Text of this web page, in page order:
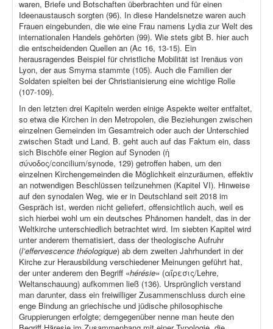
waren, Briefe und Botschaften überbrachten und für einen
Ideenaustausch sorgten (96). In diese Handelsnetze waren auch
Frauen eingebunden, die wie eine Frau namens Lydia zur Welt des
internationalen Handels gehörten (99). Wie stets gibt B. hier auch
die entscheidenden Quellen an (Ac 16, 13-15). Ein
herausragendes Beispiel für christliche Mobilität ist Irenäus von
Lyon, der aus Smyrna stammte (105). Auch die Familien der
Soldaten spielten bei der Christianisierung eine wichtige Rolle
(107-109).
In den letzten drei Kapiteln werden einige Aspekte weiter entfaltet,
so etwa die Kirchen in den Metropolen, die Beziehungen zwischen
einzelnen Gemeinden im Gesamtreich oder auch der Unterschied
zwischen Stadt und Land. B. geht auch auf das Faktum ein, dass
sich Bischöfe einer Region auf Synoden (ἡ
σύνοδος/concilium/synode, 129) getroffen haben, um den
einzelnen Kirchengemeinden die Möglichkeit einzuräumen, effektiv
an notwendigen Beschlüssen teilzunehmen (Kapitel VI). Hinweise
auf den synodalen Weg, wie er in Deutschland seit 2018 im
Gespräch ist, werden nicht geliefert, offensichtlich auch, weil es
sich hierbei wohl um ein deutsches Phänomen handelt, das in der
Weltkirche unterschiedlich betrachtet wird. Im siebten Kapitel wird
unter anderem thematisiert, dass der theologische Aufruhr
(l’effervescence théologique) ab dem zweiten Jahrhundert in der
Kirche zur Herausbildung verschiedener Meinungen geführt hat,
der unter anderem den Begriff «hérésie» (αἵρεσις/Lehre,
Weltanschauung) aufkommen ließ (136). Ursprünglich verstand
man darunter, dass ein freiwilliger Zusammenschluss durch eine
enge Bindung an griechische und jüdische philosophische
Gruppierungen erfolgte; demgegenüber nenne man heute den